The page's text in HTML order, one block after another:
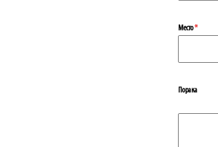
Место*
Порака